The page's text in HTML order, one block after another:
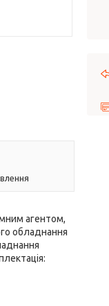
агентом,
обладнання